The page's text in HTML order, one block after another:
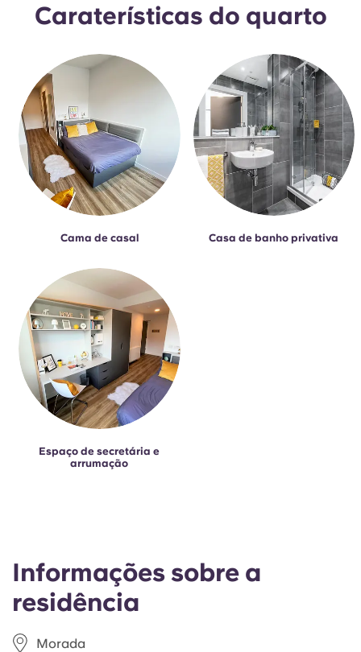
Informações sobre a
residência
Morada
Caraterísticas do quarto
Cama de casal Casa de banho privativa
Espaço de secretária e
arrumação